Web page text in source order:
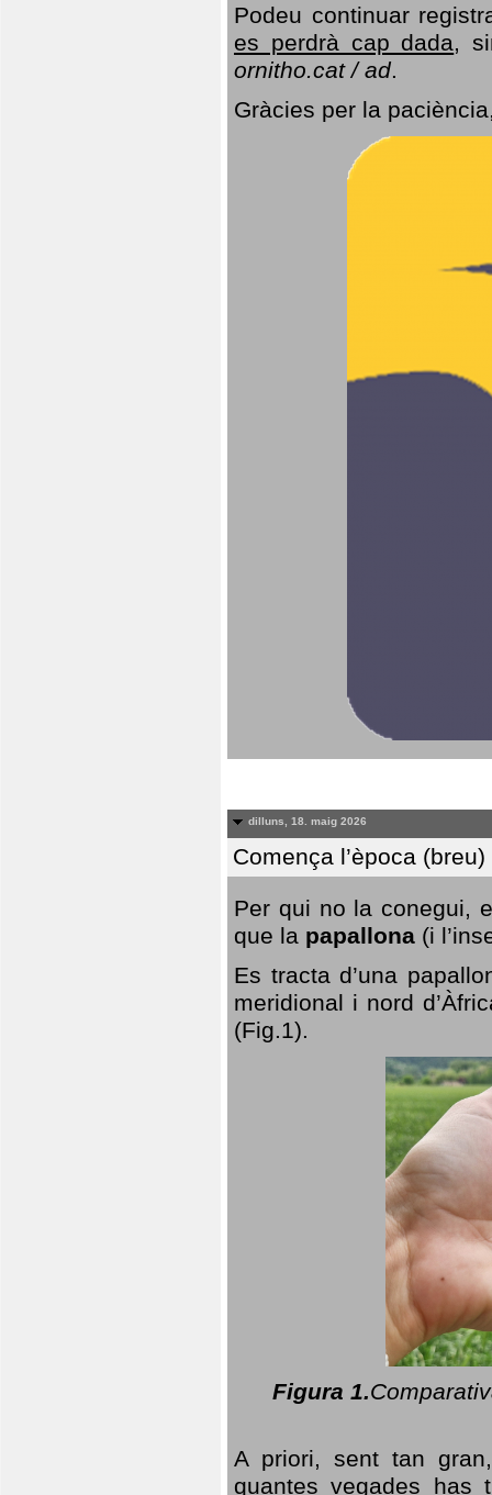
Podeu continuar
es perdrà cap dada,
ornitho.cat / ad.
Gràcies per la
dilluns, 18. maig 2026
Comença l’època
Per qui no la conegui,
que la papallona (i
Es tracta d’una
meridional i nord
(Fig.1).
Figura 1.
A priori, sent tan
quantes vegades has